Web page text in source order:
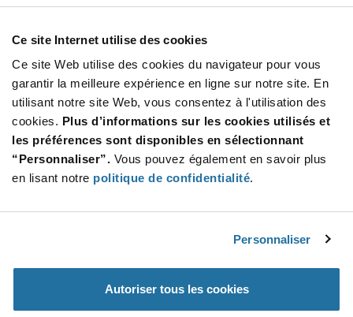
Ce site Internet utilise des cookies
Ce site Web utilise des cookies du navigateur pour vous
garantir la meilleure expérience en ligne sur notre site. En
utilisant notre site Web, vous consentez à l'utilisation des
cookies. Plus d’informations sur les cookies utilisés et
les préférences sont disponibles en sélectionnant
“Personnaliser”. Vous pouvez également en savoir plus
en lisant notre politique de confidentialité.
Personnaliser
Autoriser tous les cookies
À partir de : $0.865 (USD)
Série 9159-7X0 connecteur bord de carte 10
Min : 2 000
Mult. de : 1 000
Quantité
More
Info
Increase
Button
Decrease
009159010761811
Série 9159-7X0 connecteur bord de carte 10
positions pas 2 mm côté ouvert
Mult. de : 1 000
Info
Increase
Button
Decrease